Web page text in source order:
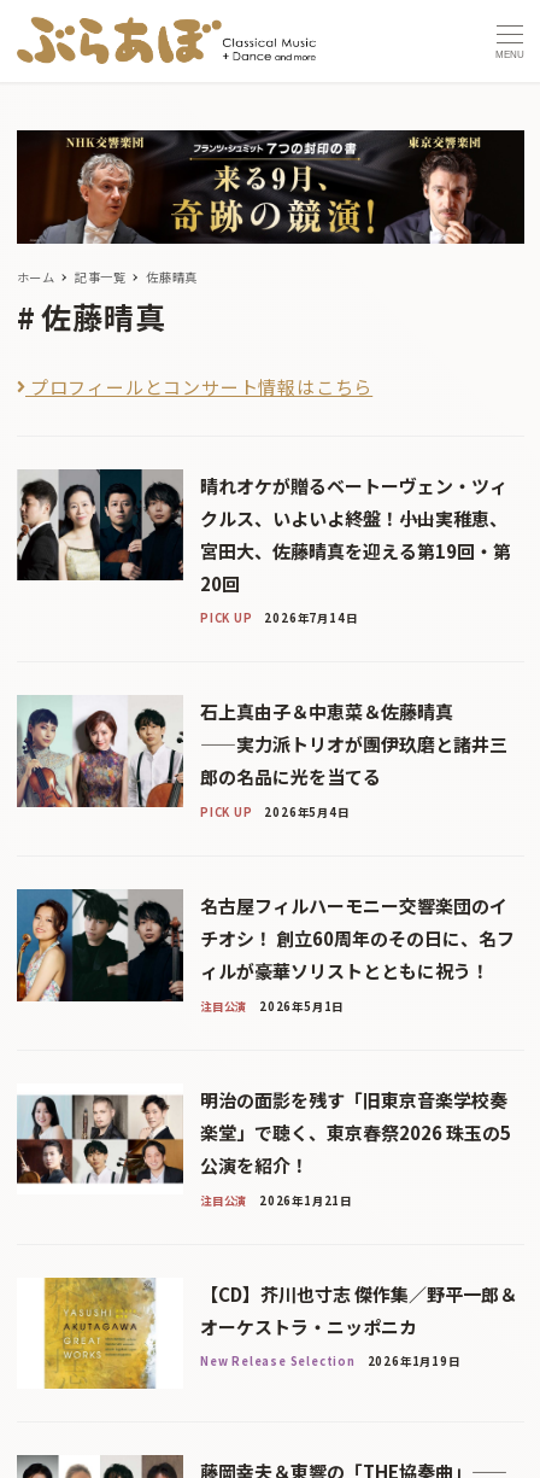
MENU
ホーム 記事一覧 佐藤晴真
佐藤晴真
プロフィールとコンサート情報はこちら
晴れオケが贈るベートーヴェン・ツィ
クルス、いよいよ終盤！――小山実稚恵、
宮田大、佐藤晴真を迎える第19回・第
20回
PICK UP 2026年7月14日
石上真由子＆中恵菜＆佐藤晴真
——実力派トリオが團伊玖磨と諸井三
郎の名品に光を当てる
PICK UP 2026年5月4日
名古屋フィルハーモニー交響楽団のイ
チオシ！ 創立60周年のその日に、名フ
ィルが豪華ソリストとともに祝う！
注目公演 2026年5月1日
明治の面影を残す「旧東京音楽学校奏
楽堂」で聴く、東京春祭2026 珠玉の5
公演を紹介！
注目公演 2026年1月21日
【CD】芥川也寸志 傑作集／野平一郎＆
オーケストラ・ニッポニカ
New Release Selection 2026年1月19日
藤岡幸夫＆東響の「THE協奏曲」——